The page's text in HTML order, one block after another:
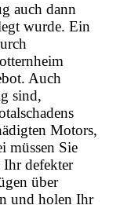
auch dann
wurde. Ein
Auch
sind,
Motors,
müssen Sie
defekter
über
und holen Ihr